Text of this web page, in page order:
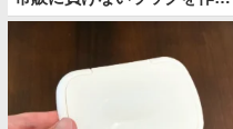
方法